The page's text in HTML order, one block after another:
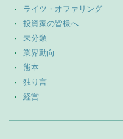
ライツ・オファリング
投資家の皆様へ
未分類
業界動向
熊本
独り言
経営